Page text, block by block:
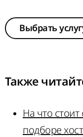
Выбрать
Также
На что
подборе